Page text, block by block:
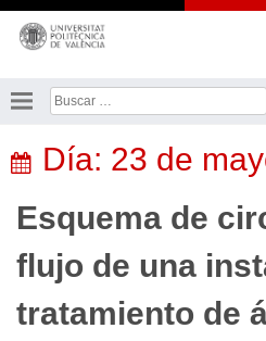
Saltar
contenido
Buscar:
Día: 23 de
Esquema de
flujo de una
tratamiento de